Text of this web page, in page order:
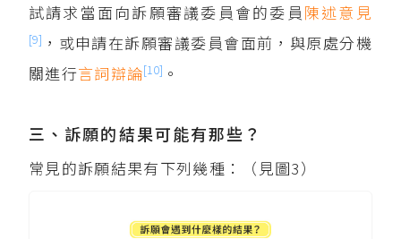
試請求當面向訴願審議委員會的委員 陳述意見
[9] ，或申請在訴願審議委員會面前，與原處分機
關進行言詞辯論[10] 。
三、訴願的結果可能有那些？
常見的訴願結果有下列幾種：（見圖3）